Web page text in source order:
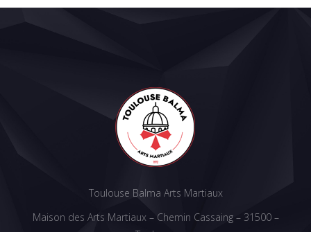
Toulouse Balma Arts Martiaux
Maison des Arts Martiaux – Chemin Cassaing – 31500 –